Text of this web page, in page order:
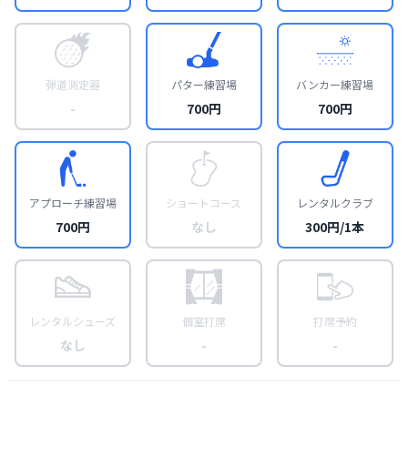
弾道測定器
-
パター練習場
700円
バンカー練習場
700円
アプローチ練習場
700円
ショートコース
なし
レンタルクラブ
300円/1本
レンタルシューズ
なし
個室打席
-
打席予約
-